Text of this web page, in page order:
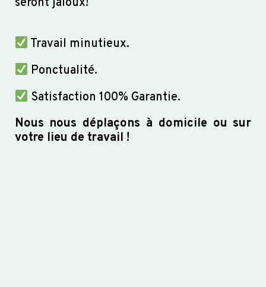
Travail minutieux.
Ponctualité.
Satisfaction 100% Garantie.
Nous nous déplaçons à domicile ou sur
votre lieu de travail !